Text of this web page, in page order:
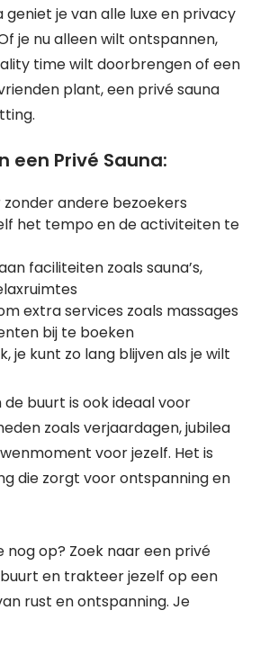
geniet je van alle luxe en privacy
je nu alleen wilt ontspannen,
time wilt doorbrengen of een
plant, een privé sauna
een Privé Sauna:
andere bezoekers
het tempo en de activiteiten te
faciliteiten zoals sauna’s,
extra services zoals massages
bij te boeken
je kunt zo lang blijven als je wilt
de buurt is ook ideaal voor
zoals verjaardagen, jubilea
voor jezelf. Het is
die zorgt voor ontspanning en
nog op? Zoek naar een privé
buurt en trakteer jezelf op een
rust en ontspanning. Je